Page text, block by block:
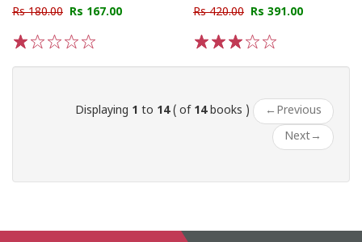
Rs 180.00 Rs 167.00
Rs 420.00 Rs 391.00
Displaying 1 to 14( of 14books ) ← Previous
Next→